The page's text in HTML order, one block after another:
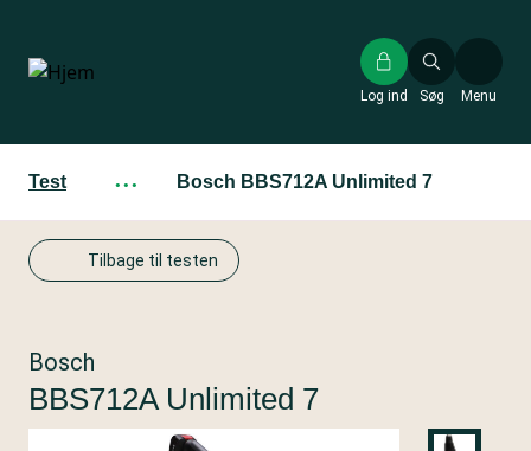
hovedindhold
Søg
Log ind Menu
Test ··· Bosch BBS712A Unlimited 7
Tilbage til testen
Bosch
BBS712A Unlimited 7